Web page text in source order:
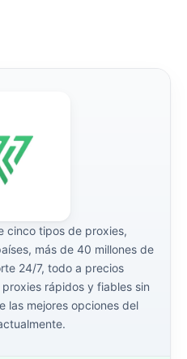
cinco tipos de proxies,
más de 40 millones de
24/7, todo a precios
rápidos y fiables sin
las mejores opciones del